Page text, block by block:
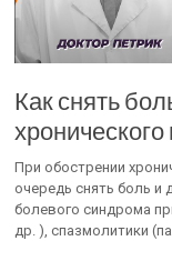
Как снять
При обострении
очередь снять боль и
болевого синдрома
др. ), спазмолитики